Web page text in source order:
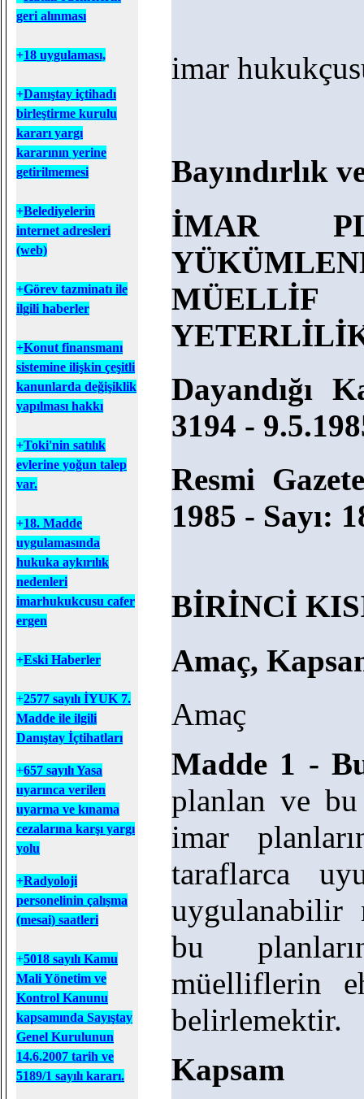
geri alınması
+18 uygulaması,
+Danıştay içtihadı
birleştirme kurulu
kararı yargı
kararının yerine
getirilmemesi
+Belediyelerin
internet adresleri
(web)
+Görev tazminatı ile
ilgili haberler
+Konut finansmanı
sistemine ilişkin çeşitli
kanunlarda değişiklik
yapılması hakkı
+Toki'nin satılık
evlerine yoğun talep
var.
+18. Madde
uygulamasında
hukuka aykırılık
nedenleri
imarhukukcusu cafer
ergen
+Eski Haberler
+2577 sayılı İYUK 7.
Madde ile ilgili
Danıştay İçtihatları
+657 sayılı Yasa
uyarınca verilen
uyarma ve kınama
cezalarına karşı yargı
yolu
+Radyoloji
personelinin çalışma
(mesai) saatleri
+5018 sayılı Kamu
Mali Yönetim ve
Kontrol Kanunu
kapsamında Sayıştay
Genel Kurulunun
14.6.2007 tarih ve
5189/1 sayılı kararı.
imar
Bayındırlık
İMAR
Dayandığı
3194 -
Resmi
1985 - Sayı:
BİRİNCİ
Amaç,
Amaç
Madde 1 -
planlan ve bu
imar
taraflarca
uygulanabilir
bu
müelliflerin
belirlemektir.
Kapsam